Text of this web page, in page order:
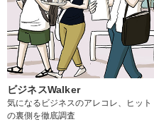
ビジネスWalker
気になるビジネスのアレコレ、ヒット
の裏側を徹底調査